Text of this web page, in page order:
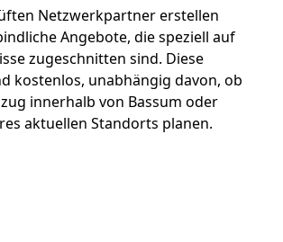
Netzwerkpartner erstellen
Angebote, die speziell auf
zugeschnitten sind. Diese
kostenlos, unabhängig davon, ob
innerhalb von Bassum oder
aktuellen Standorts planen.